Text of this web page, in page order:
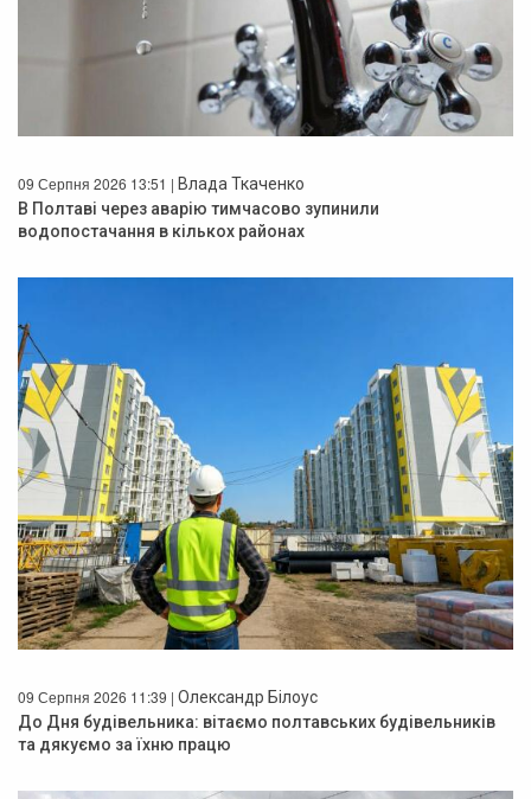
09 Серпня 2026 13:51 | Влада Ткаченко
В Полтаві через аварію тимчасово зупинили
водопостачання в кількох районах
09 Серпня 2026 11:39 | Олександр Білоус
До Дня будівельника: вітаємо полтавських будівельників
та дякуємо за їхню працю